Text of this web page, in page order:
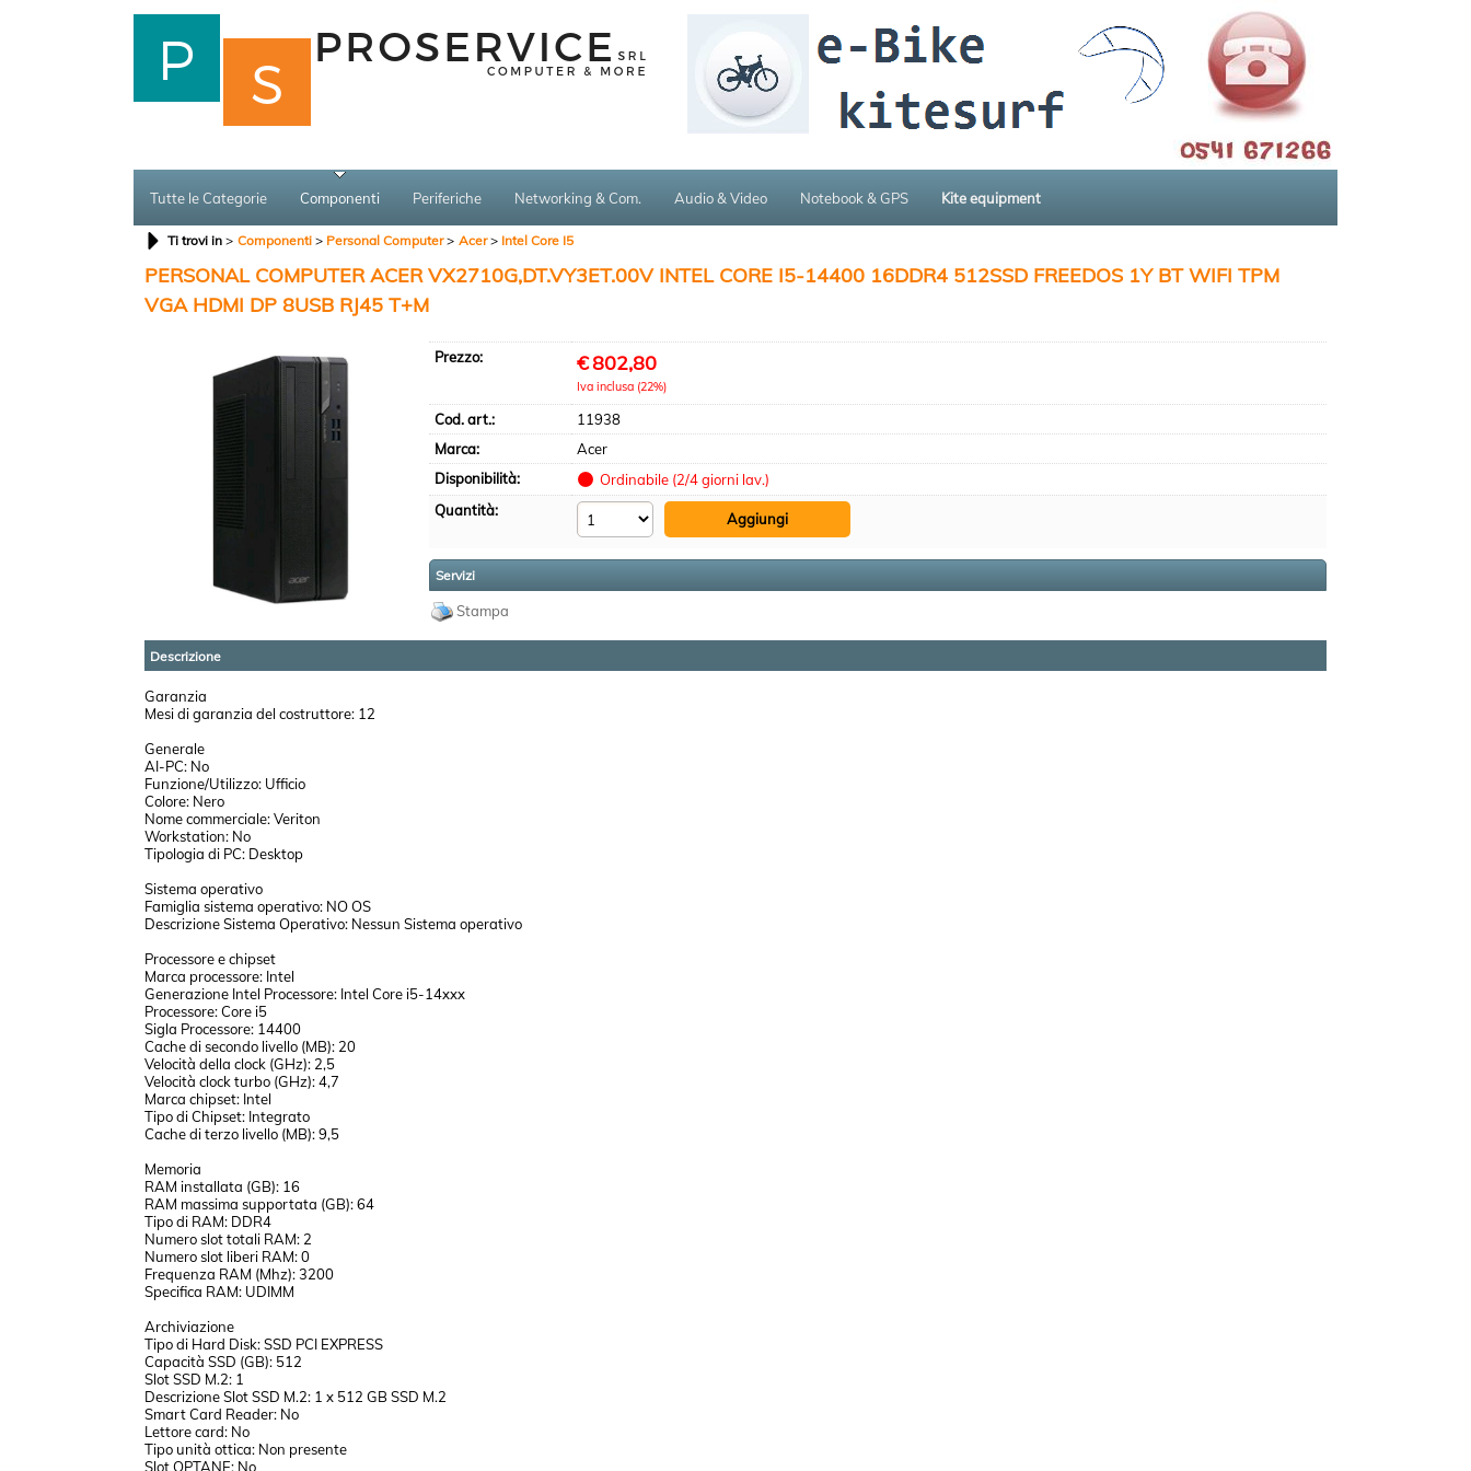
Tutte le Categorie Componenti Periferiche Networking & Com. Audio & Video Notebook & GPS Kite equipment
Ti trovi in Componenti Personal Computer Acer Intel Core I5
PERSONAL COMPUTER ACER VX2710G,DT.VY3ET.00V INTEL CORE I5-14400 16DDR4 512SSD FREEDOS 1Y BT WIFI TPM
VGA HDMI DP 8USB RJ45 T+M
Prezzo: €802,80
Iva inclusa (22%)
Cod. art.:
11938
Marca:
Acer
Disponibilità:
Ordinabile (2/4 giorni lav.)
Quantità:
Servizi
Stampa
Descrizione
Garanzia
Mesi di garanzia del costruttore: 12
Generale
AI-PC: No
Funzione/Utilizzo: Ufficio
Colore: Nero
Nome commerciale: Veriton
Workstation: No
Tipologia di PC: Desktop
Sistema operativo
Famiglia sistema operativo: NO OS
Descrizione Sistema Operativo: Nessun Sistema operativo
Processore e chipset
Marca processore: Intel
Generazione Intel Processore: Intel Core i5-14xxx
Processore: Core i5
Sigla Processore: 14400
Cache di secondo livello (MB): 20
Velocità della clock (GHz): 2,5
Velocità clock turbo (GHz): 4,7
Marca chipset: Intel
Tipo di Chipset: Integrato
Cache di terzo livello (MB): 9,5
Memoria
RAM installata (GB): 16
RAM massima supportata (GB): 64
Tipo di RAM: DDR4
Numero slot totali RAM: 2
Numero slot liberi RAM: 0
Frequenza RAM (Mhz): 3200
Specifica RAM: UDIMM
Archiviazione
Tipo di Hard Disk: SSD PCI EXPRESS
Capacità SSD (GB): 512
Slot SSD M.2: 1
Descrizione Slot SSD M.2: 1 x 512 GB SSD M.2
Smart Card Reader: No
Lettore card: No
Tipo unità ottica: Non presente
Slot OPTANE: No